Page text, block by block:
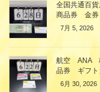
全国共通百
商品券 金
7月 5, 2026
航空 ANA
品券 ギフ
6月 30, 2026